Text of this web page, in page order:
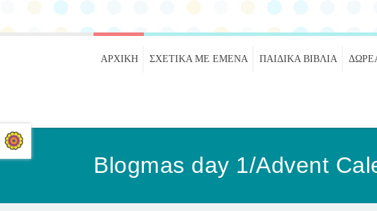
ΑΡΧΙΚΉ ΣΧΕΤΙΚΑ ΜΕ ΕΜΕΝΑ ΠΑΙΔΙΚΆ ΒΙΒΛΊΑ
Blogmas day 1/Advent